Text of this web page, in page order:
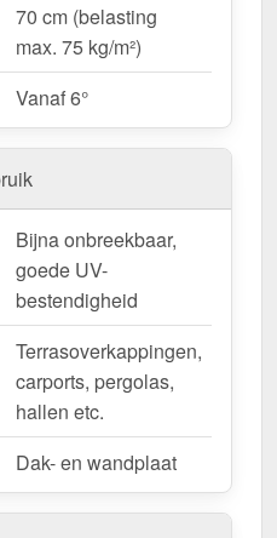
70 cm (belasting
max. 75 kg/m²)
Vanaf 6°
Bijna onbreekbaar,
goede UV-
bestendigheid
Terrasoverkappingen,
carports, pergolas,
hallen etc.
Dak- en wandplaat